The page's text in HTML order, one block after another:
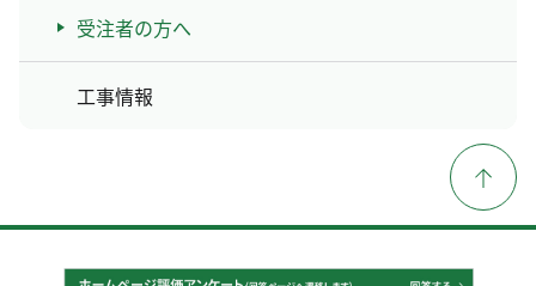
受注者の方へ
工事情報